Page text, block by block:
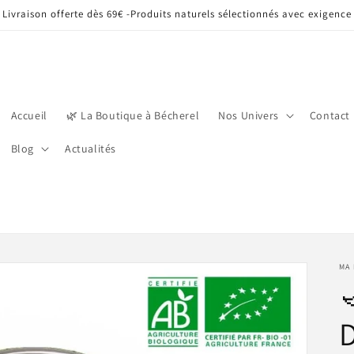
Livraison offerte dès 69€ -Produits naturels sélectionnés avec exigence
Accueil 🌿 La Boutique à Bécherel Nos Univers Contact
Blog Actualités
MA